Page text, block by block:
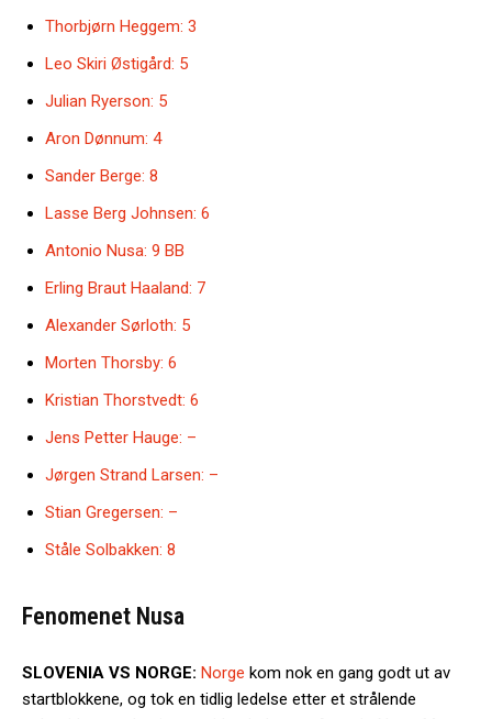
Thorbjørn Heggem: 3
Leo Skiri Østigård: 5
Julian Ryerson: 5
Aron Dønnum: 4
Sander Berge: 8
Lasse Berg Johnsen: 6
Antonio Nusa: 9 BB
Erling Braut Haaland: 7
Alexander Sørloth: 5
Morten Thorsby: 6
Kristian Thorstvedt: 6
Jens Petter Hauge: –
Jørgen Strand Larsen: –
Stian Gregersen: –
Ståle Solbakken: 8
Fenomenet Nusa
SLOVENIA VS NORGE: Norge kom nok en gang godt ut av
startblokkene, og tok en tidlig ledelse etter et strålende